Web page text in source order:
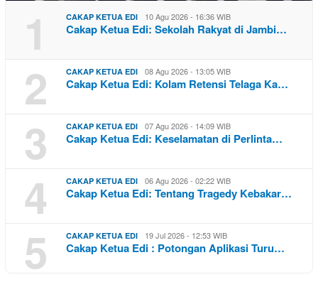
1 CAKAP KETUA EDI 10 Agu 2026 - 16:36 WIB
Cakap Ketua Edi: Sekolah Rakyat di Jambi…
2 CAKAP KETUA EDI 08 Agu 2026 - 13:05 WIB
Cakap Ketua Edi: Kolam Retensi Telaga Ka…
3 CAKAP KETUA EDI 07 Agu 2026 - 14:09 WIB
Cakap Ketua Edi: Keselamatan di Perlinta…
4 CAKAP KETUA EDI 06 Agu 2026 - 02:22 WIB
Cakap Ketua Edi: Tentang Tragedy Kebakar…
5 CAKAP KETUA EDI 19 Jul 2026 - 12:53 WIB
Cakap Ketua Edi : Potongan Aplikasi Turu…